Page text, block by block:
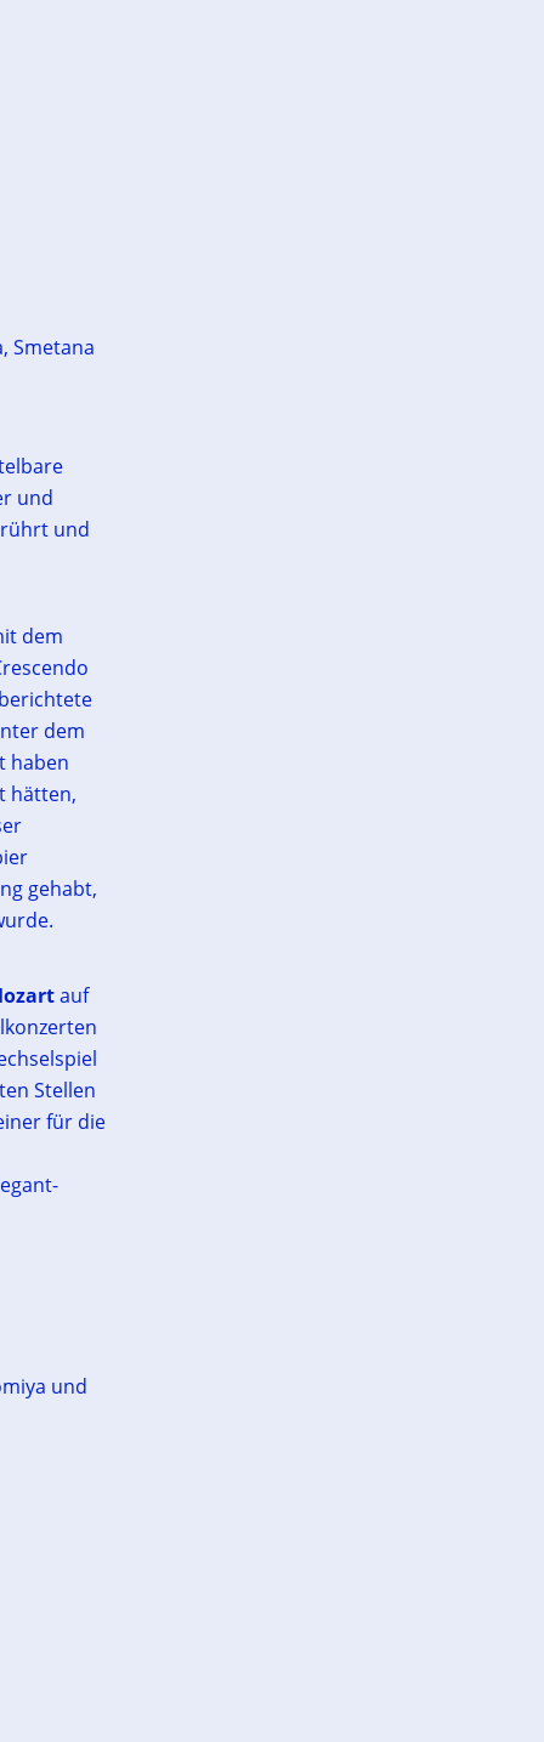
Smetana
und
und
dem
dem
haben
hätten,
gehabt,
auf
Stellen
für die
und